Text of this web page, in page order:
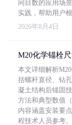
同目数的应用场
实践，帮助用户
2026年8月4日
M20化学锚栓
本文详细解析
括螺杆直径、钻
凝土结构后锚固
方法和典型数值
内容涵盖安装要
程技术人员参考。